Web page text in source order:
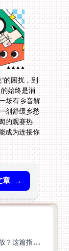
的困扰，到
的始终是消
场有乡音解
剂舒缓乡愁
阂的观赛热
成为连接你
章 →
在新加坡看CCTV5世界杯中文解说无法播放？这篇指南帮你解锁海外体育直播自由